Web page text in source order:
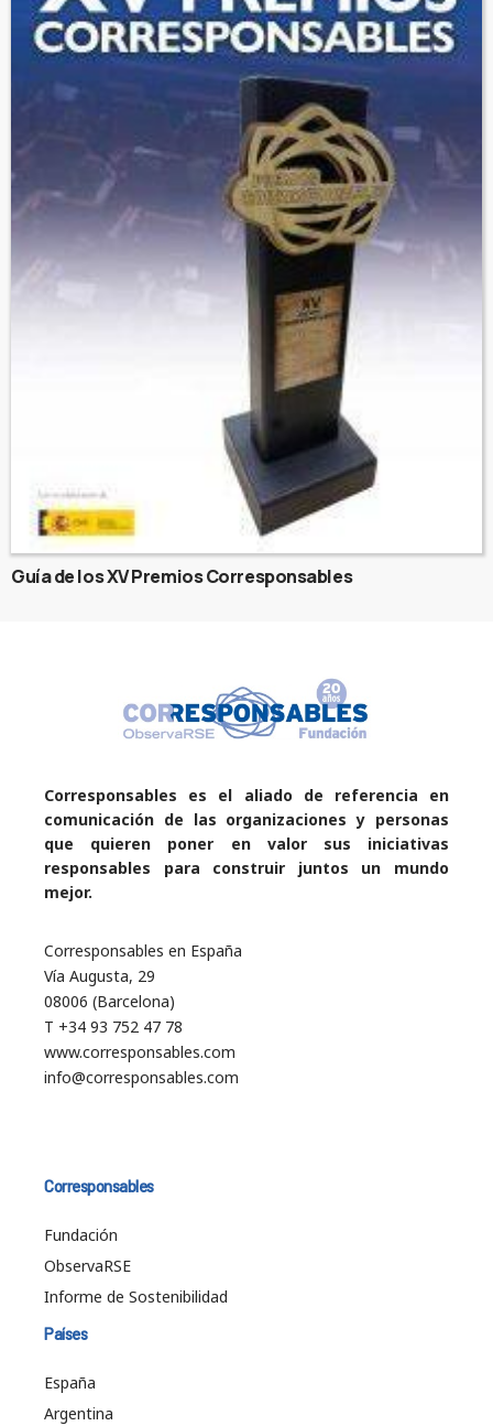
Guía de los XV Premios Corresponsables
Corresponsables es el aliado de referencia en
comunicación de las organizaciones y personas
que quieren poner en valor sus iniciativas
responsables para construir juntos un mundo
mejor.
Corresponsables en España
Vía Augusta, 29
08006 (Barcelona)
T +34 93 752 47 78
www.corresponsables.com
info@corresponsables.com
Corresponsables
Fundación
ObservaRSE
Informe de Sostenibilidad
Países
España
Argentina